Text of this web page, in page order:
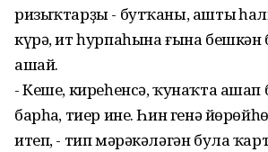
ризыҡтарҙы - бутҡаны, аштың
күрә, ит һурпаһына ғына бешкән
ашай.
- Кеше, киреһенсә, ҡунаҡта
барһаң, тиер ине. Һин генә
итеп, - тип мәрәкәләгән була